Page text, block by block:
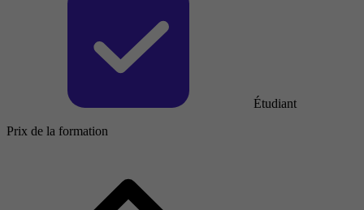
Étudiant
Prix de la formation